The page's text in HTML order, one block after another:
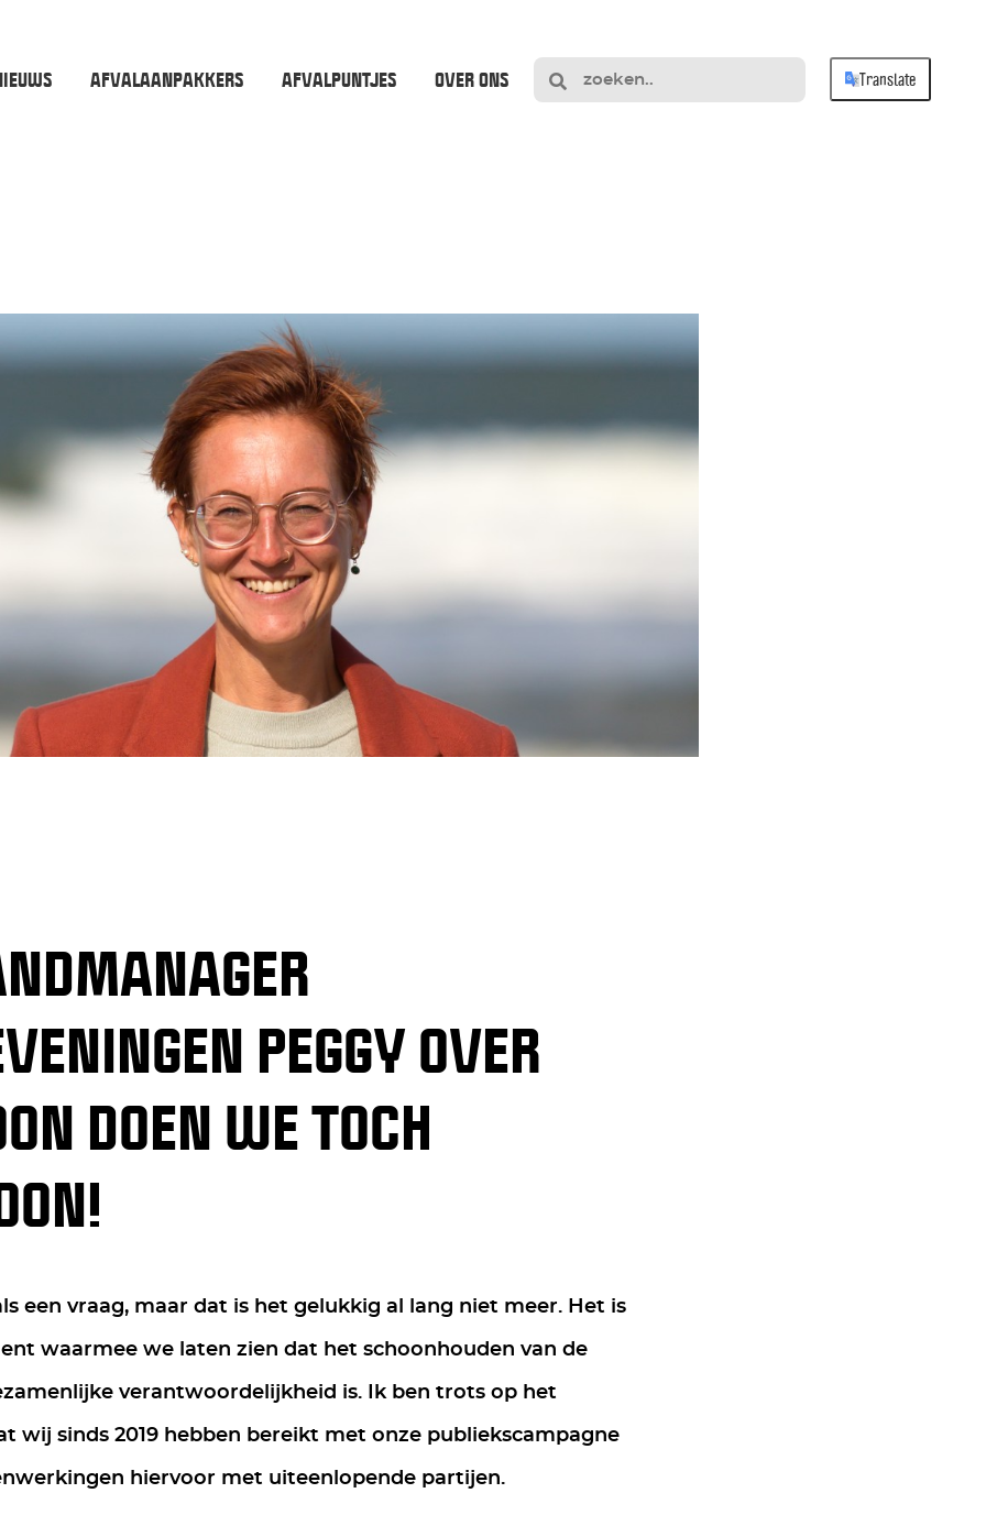
AFVALAANPAKKERS AFVALPUNTJES OVER ONS Translate
PEGGY OVER
DOEN WE TOCH
een vraag, maar dat is het gelukkig al lang niet meer. Het is
waarmee we laten zien dat het schoonhouden van de
verantwoordelijkheid is. Ik ben trots op het
wij sinds 2019 hebben bereikt met onze publiekscampagne
hiervoor met uiteenlopende partijen.